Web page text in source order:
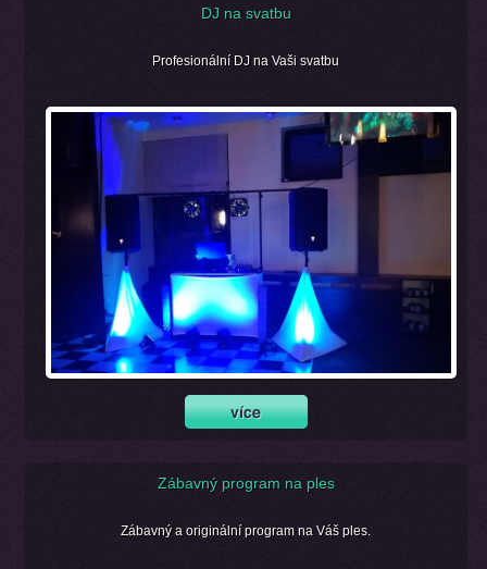
DJ na svatbu
Profesionální DJ na Vaši svatbu
Zábavný program na ples
Zábavný a originální program na Váš ples.